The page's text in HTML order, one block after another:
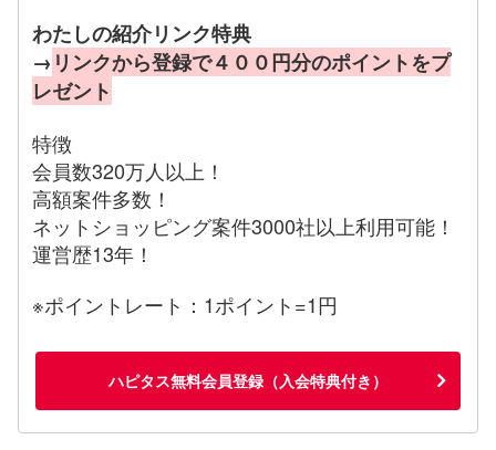
わたしの紹介リンク特典
→ リンクから登録で４００円分のポイントをプ
レゼント
特徴
会員数320万人以上！
高額案件多数！
ネットショッピング案件3000社以上利用可能！
運営歴13年！
※ポイントレート：1ポイント=1円
ハピタス無料会員登録（入会特典付き）